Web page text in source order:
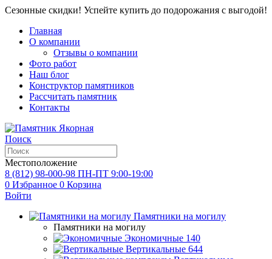
Сезонные скидки! Успейте купить до подорожания с выгодой!
Главная
О компании
Отзывы о компании
Фото работ
Наш блог
Конструктор памятников
Рассчитать памятник
Контакты
Поиск
Местоположение
8 (812) 98-000-98 ПН-ПТ 9:00-19:00
0 Избранное 0 Корзина
Войти
Памятники на могилу
Памятники на могилу
Экономичные 140
Вертикальные 644